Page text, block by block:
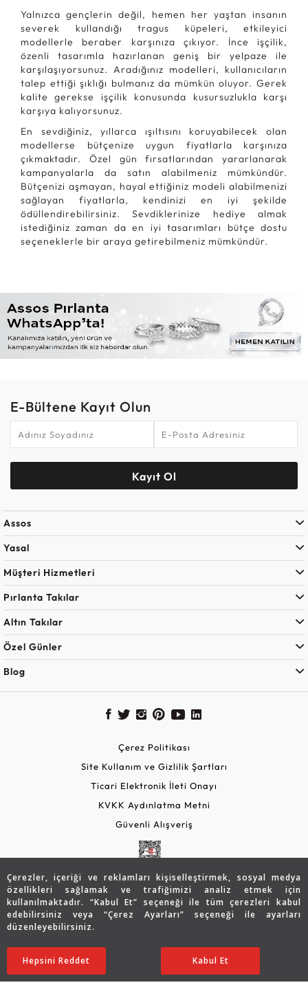
Çerezler, içeriği ve reklamları kişiselleştirmek, sosyal medya
özellikleri sağlamak ve trafiğimizi analiz etmek için
kullanılmaktadır. “Kabul Et” seçeneği ile tüm çerezleri kabul
edebilirsiniz veya “Çerez Ayarları” seçeneği ile ayarları
düzenleyebilirsiniz.
Ayarları Düzenle
Hepsini Reddet Kabul Et
Yalnızca gençlerin değil, hemen her yaştan insanın
severek kullandığı tragus küpeleri, etkileyici
modellerle beraber karşınıza çıkıyor. İnce işçilik,
özenli tasarımla hazırlanan geniş bir yelpaze ile
karşılaşıyorsunuz. Aradığınız modelleri, kullanıcıların
talep ettiği şıklığı bulmanız da mümkün oluyor. Gerek
kalite gerekse işçilik konusunda kusursuzlukla karşı
karşıya kalıyorsunuz.
En sevdiğiniz, yıllarca ışıltısını koruyabilecek olan
modellerse bütçenize uygun fiyatlarla karşınıza
çıkmaktadır. Özel gün fırsatlarından yararlanarak
kampanyalarla da satın alabilmeniz mümkündür.
Bütçenizi aşmayan, hayal ettiğiniz modeli alabilmenizi
sağlayan fiyatlarla, kendinizi en iyi şekilde
ödüllendirebilirsiniz. Sevdiklerinize hediye almak
istediğiniz zaman da en iyi tasarımları bütçe dostu
seçeneklerle bir araya getirebilmeniz mümkündür.
E-Bültene Kayıt Olun
Kayıt Ol
Assos
Yasal
Müşteri Hizmetleri
Pırlanta Takılar
Altın Takılar
Özel Günler
Blog
Çerez Politikası
Site Kullanım ve Gizlilik Şartları
Ticari Elektronik İleti Onayı
KVKK Aydınlatma Metni
Güvenli Alışveriş
Copyright © 2026 Assos Pırlanta - Bu sitenin tüm hakları